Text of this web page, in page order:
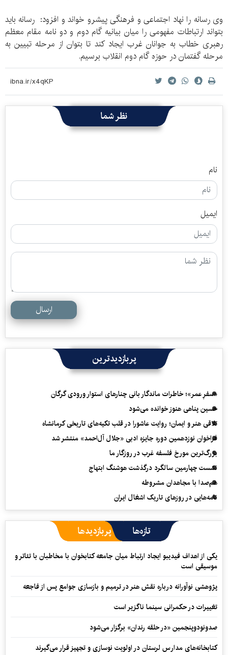
وی رسانه را نهاد اجتماعی و فرهنگی پیشرو خواند و افزود: رسانه باید
بتواند ارتباطات مفهومی را میان بیانیه گام دوم و دو نامه مقام معظم
رهبری خطاب به جوانان غرب ایجاد کند تا بتوان از مرحله تبیین به
مرحله گفتمان در حوزه گام دوم انقلاب برسیم.
نظر شما
نام
ایمیل
ارسال
پربازدیدترین
«سفرِ عمر»؛ خاطرات ماندگار بانی چنارهای استوار ورودی گرگان
حسین پناهی هنوز خوانده می‌شود
تلاقی هنر و ایمان؛ روایت عاشورا در قلب تکیه‌های تاریخی کرمانشاه
فراخوان نوزدهمین دوره جایزه ادبی «جلال آل‌احمد» منتشر شد
بزرگ‌ترین مورخ فلسفه غرب در روزگار ما
نشست چهارمین سالگرد درگذشت هوشنگ ابتهاج
هم‌صدا با مجاهدان مشروطه
نامه‌هایی در روزهای تاریک اشغال ایران
تازه‌ها پربازدیدها
یکی از اهداف فیدیبو ایجاد ارتباط میان جامعه کتابخوان با مخاطبان با تئاتر و
موسیقی است
پژوهشی نوآورانه درباره نقش هنر در ترمیم و بازسازی جوامع پس از فاجعه
تغییرات در حکمرانی سینما ناگزیر است
صدونودوپنجمین «در حلقه رندان» برگزار می‌شود
کتابخانه‌های مدارس لرستان در اولویت نوسازی و تجهیز قرار می‌گیرند